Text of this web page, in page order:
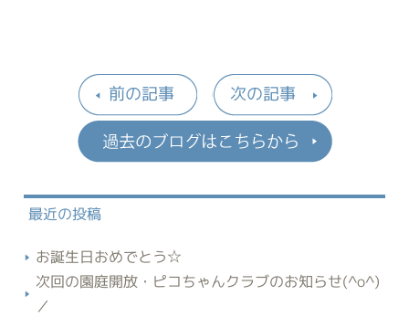
前の記事 次の記事
最近の投稿
お誕生日おめでとう☆
次回の園庭開放・ピコちゃんクラブのお知らせ(^o^)
／